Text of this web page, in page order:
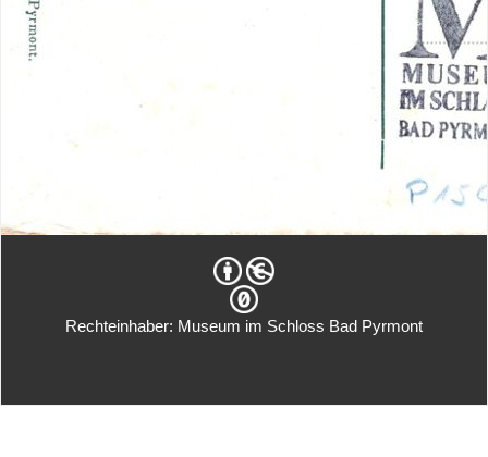
Rechteinhaber: Museum im Schloss Bad Pyrmont